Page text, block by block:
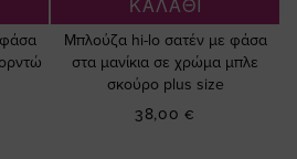
ΚΑΛΑΘΙ
Μπλούζα hi-lo σατέν με φάσα
στα μανίκια σε χρώμα μπλε
σκούρο plus size
38,00 €